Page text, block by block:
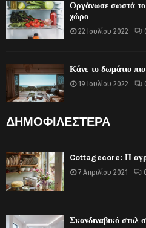
Οργάνωσε σωστά το
χώρο
22 Ιουλίου 2022
Κάνε το δωμάτιο
19 Ιουλίου 2022
ΔΗΜΟΦΙΛΕΣΤΕΡΑ
Cottagecore: Η
7 Απριλίου 2021
Σκανδιναβικό στυλ